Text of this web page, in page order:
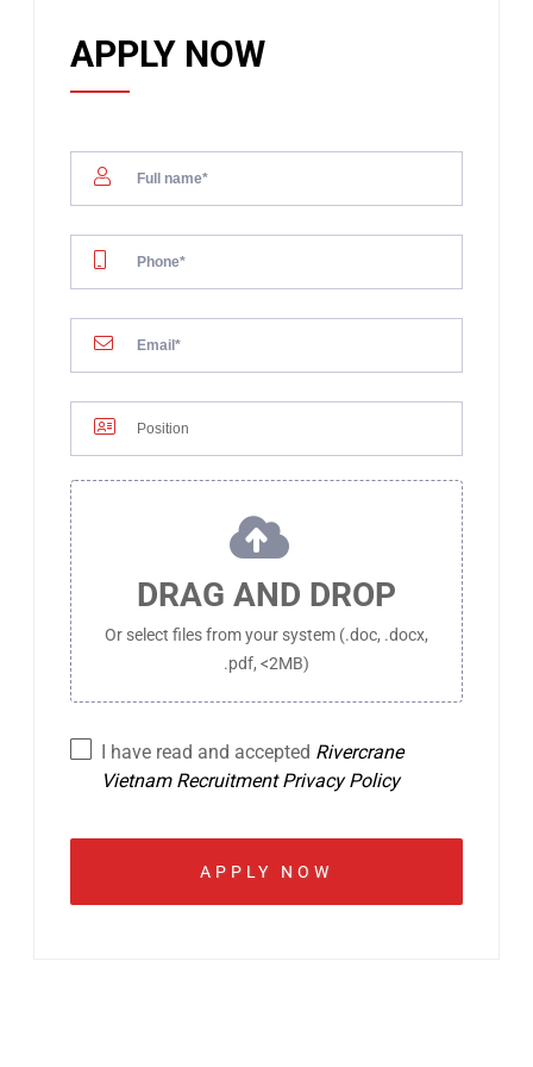
APPLY NOW
DRAG AND DROP
Or select files from your system (.doc, .docx,
.pdf, <2MB)
I have read and accepted Rivercrane
Vietnam Recruitment Privacy Policy